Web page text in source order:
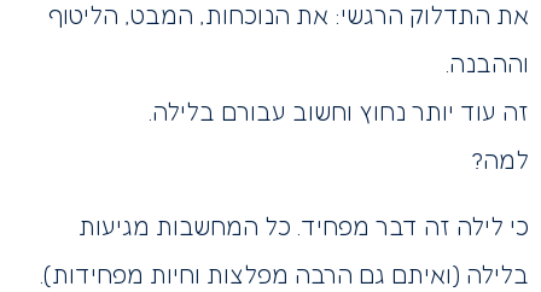
את התדלוק הרגשי: את הנוכחות, המבט, הליטוף
וההבנה.
זה עוד יותר נחוץ וחשוב עבורם בלילה.
למה?
כי לילה זה דבר מפחיד. כל המחשבות מגיעות
בלילה (ואיתם גם הרבה מפלצות וחיות מפחידות).